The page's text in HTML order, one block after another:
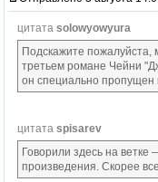
цитата solowyowyura
Подскажите
третьем романе Чейни
он специально пропущен
цитата spisarev
Говорили здесь на ветке
произведения. Скорее